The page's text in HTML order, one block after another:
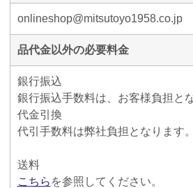
onlineshop@mitsutoyo1958.co.jp
品代金以外の必要料金
銀行振込
銀行振込手数料は、お客様負担と
代金引換
代引手数料は弊社負担となります。
送料
こちら を参照してください。